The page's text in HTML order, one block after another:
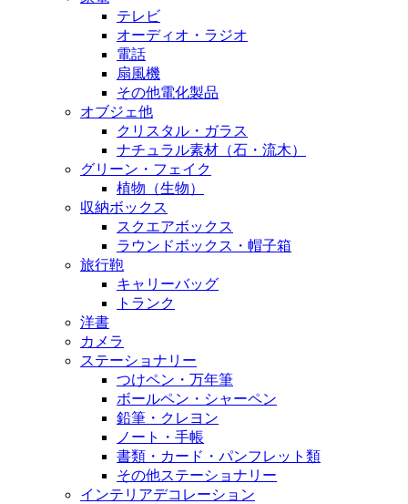
テレビ
オーディオ・ラジオ
電話
扇風機
その他電化製品
オブジェ他
クリスタル・ガラス
ナチュラル素材（石・流木）
グリーン・フェイク
植物（生物）
収納ボックス
スクエアボックス
ラウンドボックス・帽子箱
旅行鞄
キャリーバッグ
トランク
洋書
カメラ
ステーショナリー
つけペン・万年筆
ボールペン・シャーペン
鉛筆・クレヨン
ノート・手帳
書類・カード・パンフレット類
その他ステーショナリー
インテリアデコレーション